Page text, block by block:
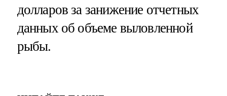
долларов за занижение отчетных
данных об объеме выловленной
рыбы.